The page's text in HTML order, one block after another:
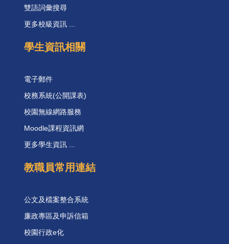
雙語詞彙搜尋
更多校級資訊 ...
學生資訊相關
電子郵件
校務系統(公開課表)
校園無線網路服務
Moodle課程資訊網
更多學生資訊 ...
教職員常用連結
公文及檔案整合系統
廉政專區及申訴信箱
校園行政e化